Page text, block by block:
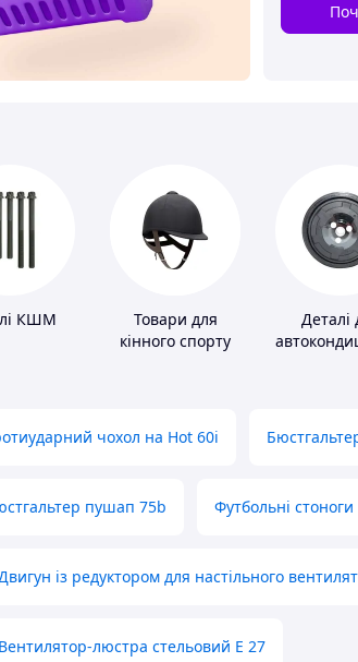
КШМ
Товари для
кінного спорту
Деталі
чохол на Hot 60i
пушап 75b Футбольні
із редуктором для настільного
Вентилятор-люстра стельовий E 27